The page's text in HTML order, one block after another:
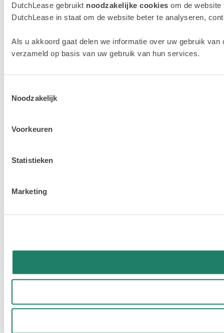
DutchLease gebruikt noodzakelijke cookies om de
DutchLease in staat om de website beter te analyseren,
Als u akkoord gaat delen we informatie over uw gebruik
verzameld op basis van uw gebruik van hun services.
Noodzakelijk
Voorkeuren
Statistieken
Marketing